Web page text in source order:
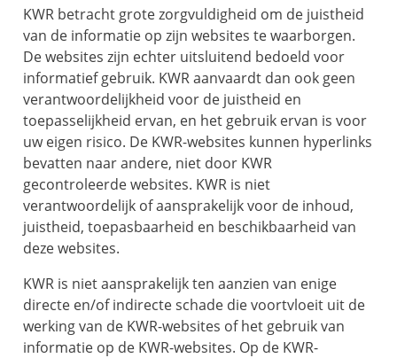
KWR betracht grote zorgvuldigheid om de juistheid
van de informatie op zijn websites te waarborgen.
De websites zijn echter uitsluitend bedoeld voor
informatief gebruik. KWR aanvaardt dan ook geen
verantwoordelijkheid voor de juistheid en
toepasselijkheid ervan, en het gebruik ervan is voor
uw eigen risico. De KWR-websites kunnen hyperlinks
bevatten naar andere, niet door KWR
gecontroleerde websites. KWR is niet
verantwoordelijk of aansprakelijk voor de inhoud,
juistheid, toepasbaarheid en beschikbaarheid van
deze websites.
KWR is niet aansprakelijk ten aanzien van enige
directe en/of indirecte schade die voortvloeit uit de
werking van de KWR-websites of het gebruik van
informatie op de KWR-websites. Op de KWR-